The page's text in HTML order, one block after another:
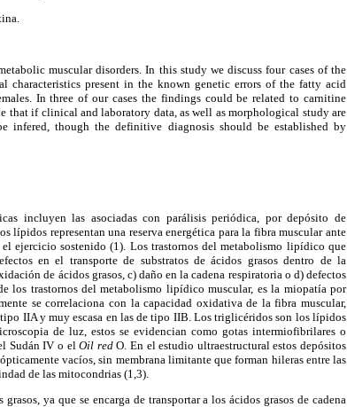
muscular disorders. In this study we discuss four cases of the
present in the known genetic errors of the fatty acid
In three of our cases the findings could be related to carnitine
if clinical and laboratory data, as well as morphological study are
infered, though the definitive diagnosis should be established by
incluyen las asociadas con parálisis periódica, por depósito de
representan una reserva energética para la fibra muscular ante
ejercicio sostenido (1). Los trastornos del metabolismo lipídico que
en el transporte de substratos de ácidos grasos dentro de la
de ácidos grasos, c) daño en la cadena respiratoria o d) defectos
los trastornos del metabolismo lipídico muscular, es la miopatía por
se correlaciona con la capacidad oxidativa de la fibra muscular,
IIA y muy escasa en las de tipo IIB. Los triglicéridos son los lípidos
de luz, estos se evidencian como gotas intermiofibrilares o
Sudán IV o elOil redO. En el estudio ultraestructural estos depósitos
vacíos, sin membrana limitante que forman hileras entre las
de las mitocondrias (1,3).
ya que se encarga de transportar a los ácidos grasos de cadena